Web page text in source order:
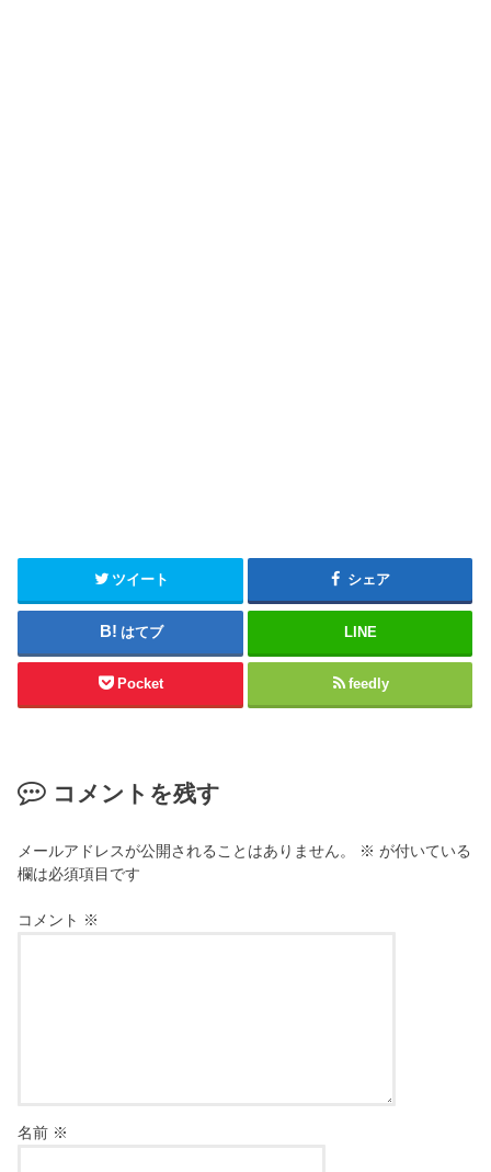
ツイート シェア
はてブ LINE
Pocket feedly
コメントを残す
メールアドレスが公開されることはありません。 ※ が付いている
欄は必須項目です
コメント ※
名前 ※